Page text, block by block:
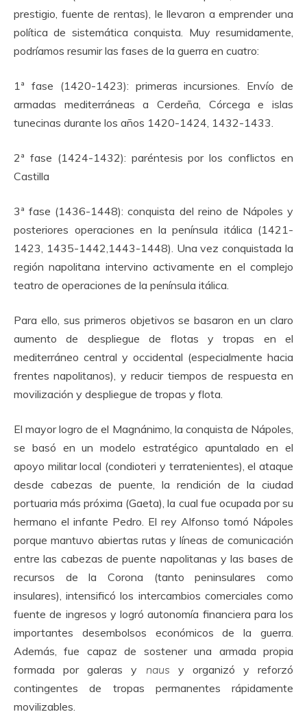
prestigio, fuente de rentas), le llevaron a emprender una
política de sistemática conquista. Muy resumidamente,
podríamos resumir las fases de la guerra en cuatro:
1ª fase (1420-1423): primeras incursiones. Envío de
armadas mediterráneas a Cerdeña, Córcega e islas
tunecinas durante los años 1420-1424, 1432-1433.
2ª fase (1424-1432): paréntesis por los conflictos en
Castilla
3ª fase (1436-1448): conquista del reino de Nápoles y
posteriores operaciones en la península itálica (1421-
1423, 1435-1442,1443-1448). Una vez conquistada la
región napolitana intervino activamente en el complejo
teatro de operaciones de la península itálica.
Para ello, sus primeros objetivos se basaron en un claro
aumento de despliegue de flotas y tropas en el
mediterráneo central y occidental (especialmente hacia
frentes napolitanos), y reducir tiempos de respuesta en
movilización y despliegue de tropas y flota.
El mayor logro de el Magnánimo, la conquista de Nápoles,
se basó en un modelo estratégico apuntalado en el
apoyo militar local (condioteri y terratenientes), el ataque
desde cabezas de puente, la rendición de la ciudad
portuaria más próxima (Gaeta), la cual fue ocupada por su
hermano el infante Pedro. El rey Alfonso tomó Nápoles
porque mantuvo abiertas rutas y líneas de comunicación
entre las cabezas de puente napolitanas y las bases de
recursos de la Corona (tanto peninsulares como
insulares), intensificó los intercambios comerciales como
fuente de ingresos y logró autonomía financiera para los
importantes desembolsos económicos de la guerra.
Además, fue capaz de sostener una armada propia
formada por galeras y naus y organizó y reforzó
contingentes de tropas permanentes rápidamente
movilizables.